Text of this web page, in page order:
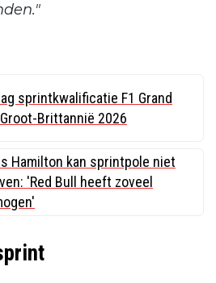
sprintkwalificatie F1 Grand
Brittannië 2026
Hamilton kan sprintpole niet
'Red Bull heeft zoveel